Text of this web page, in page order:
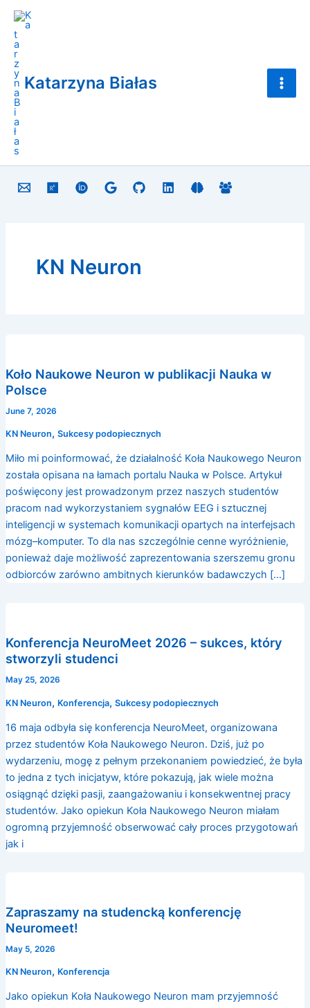
Skip
content
Katarzyna Białas
KN Neuron
Koło Naukowe Neuron w publikacji Nauka w
Polsce
June 7, 2026
KN Neuron, Sukcesy podopiecznych
Miło mi poinformować, że działalność Koła Naukowego Neuron
została opisana na łamach portalu Nauka w Polsce. Artykuł
poświęcony jest prowadzonym przez naszych studentów
pracom nad wykorzystaniem sygnałów EEG i sztucznej
inteligencji w systemach komunikacji opartych na interfejsach
mózg–komputer. To dla nas szczególnie cenne wyróżnienie,
ponieważ daje możliwość zaprezentowania szerszemu gronu
odbiorców zarówno ambitnych kierunków badawczych […]
Konferencja NeuroMeet 2026 – sukces, który
stworzyli studenci
May 25, 2026
KN Neuron, Konferencja, Sukcesy podopiecznych
16 maja odbyła się konferencja NeuroMeet, organizowana
przez studentów Koła Naukowego Neuron. Dziś, już po
wydarzeniu, mogę z pełnym przekonaniem powiedzieć, że była
to jedna z tych inicjatyw, które pokazują, jak wiele można
osiągnąć dzięki pasji, zaangażowaniu i konsekwentnej pracy
studentów. Jako opiekun Koła Naukowego Neuron miałam
ogromną przyjemność obserwować cały proces przygotowań
jak i
Zapraszamy na studencką konferencję
Neuromeet!
May 5, 2026
KN Neuron, Konferencja
Jako opiekun Koła Naukowego Neuron mam przyjemność